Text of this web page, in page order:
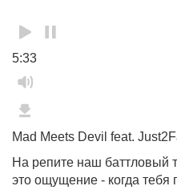
5:33
Mad Meets Devil feat.
На репите наш баттловый
это ощущение - когда тебя